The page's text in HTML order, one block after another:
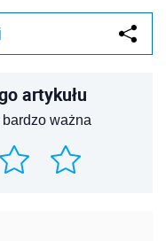
artykułu
ważna